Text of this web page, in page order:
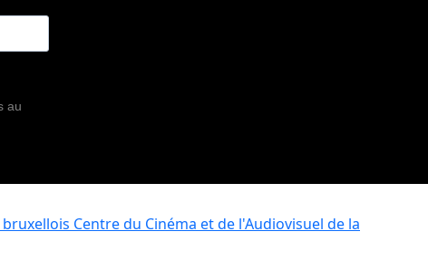
au
Centre du Cinéma et de l'Audiovisuel de la